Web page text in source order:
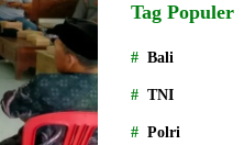
Tag Populer
Bali
TNI
Polri